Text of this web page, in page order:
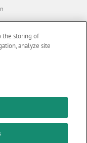
& updates
the storing of
analyze site